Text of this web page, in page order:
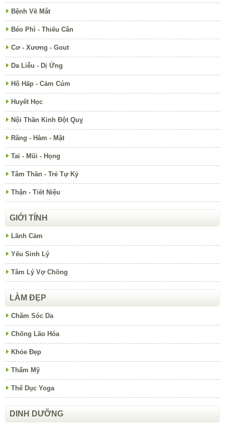
Bệnh Về Mắt
Béo Phì - Thiếu Cân
Cơ - Xương - Gout
Da Liễu - Dị Ứng
Hô Hấp - Cảm Cúm
Huyết Học
Nội Thần Kinh Đột Quỵ
Răng - Hàm - Mặt
Tai - Mũi - Họng
Tâm Thần - Trẻ Tự Kỷ
Thận - Tiết Niệu
GIỚI TÍNH
Lãnh Cảm
Yếu Sinh Lý
Tâm Lý Vợ Chồng
LÀM ĐẸP
Chăm Sóc Da
Chống Lão Hóa
Khỏe Đẹp
Thẩm Mỹ
Thể Dục Yoga
DINH DƯỠNG